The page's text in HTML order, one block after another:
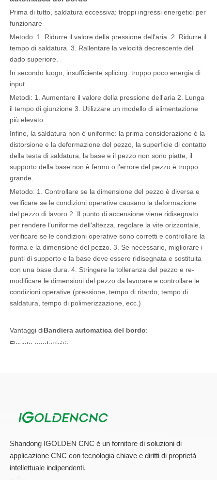
Prima di tutto, saldatura eccessiva: troppi ingressi energetici per
funzionare
Metodo: 1. Ridurre il valore della pressione dell'aria. 2. Ridurre il
tempo di saldatura. 3. Rallentare la velocità decrescente del
dado superiore.
In secondo luogo, insufficiente splicing: troppo poco energia di
input
Metodi: 1. Aumentare il valore della pressione dell'aria 2. Lunga
il tempo di giunzione 3. Utilizzare un modello di alimentazione
più elevato.
Infine, la saldatura non è uniforme: la prima considerazione è la
distorsione e la deformazione del pezzo, la superficie di contatto
della testa di saldatura, la base e il pezzo non sono piatte, il
supporto della base non è fermo o l'errore del pezzo è troppo
grande.
Metodo: 1. Controllare se la dimensione del pezzo è diversa e
verificare se le condizioni operative causano la deformazione
del pezzo di lavoro.2. Il punto di accensione viene ridisegnato
per rendere l'uniforme dell'altezza, regolare la vite orizzontale,
verificare se le condizioni operative sono corretti e controllare la
forma e la dimensione del pezzo. 3. Se necessario, migliorare i
punti di supporto e la base deve essere ridisegnata e sostituita
con una base dura. 4. Stringere la tolleranza del pezzo e re-
modificare le dimensioni del pezzo da lavorare e controllare le
condizioni operative (pressione, tempo di ritardo, tempo di
saldatura, tempo di polimerizzazione, ecc.)
Vantaggi diBandiera automatica del bordo:
Elevata produttività
La lavorazione priva di errori è assicurata dal pannello di
consente una facile selezione di tutte le funzioni principali, tra di
esse, le unità operative accendo e disattivate. Il PLC guida
diagnostiche, ecc.
Shandong IGOLDEN CNC è un fornitore di soluzioni di
applicazione CNC con tecnologia chiave e diritti di proprietà
intellettuale indipendenti.